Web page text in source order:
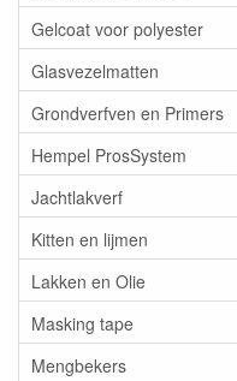
Gelcoat voor polyester
Glasvezelmatten
Grondverfven en Primers
Hempel ProsSystem
Jachtlakverf
Kitten en lijmen
Lakken en Olie
Masking tape
Mengbekers